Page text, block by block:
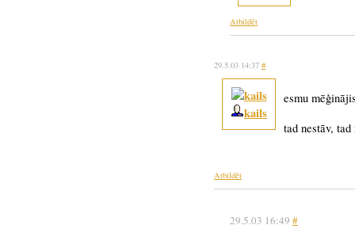
Atbildēt
29.5.03 14:37 #
kails
esmu
tad nestāv,
Atbildēt
29.5.03 16:49 #